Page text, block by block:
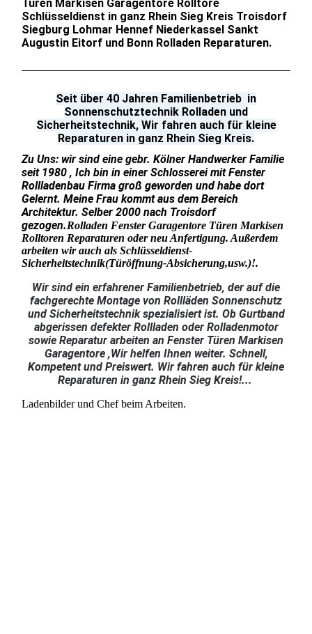
Türen Markisen Garagentore Rolltore
Schlüsseldienst in ganz Rhein Sieg Kreis Troisdorf
Siegburg Lohmar Hennef Niederkassel Sankt
Augustin Eitorf und Bonn Rolladen Reparaturen.
Seit über 40 Jahren Familienbetrieb in
Sonnenschutztechnik Rolladen und
Sicherheitstechnik, Wir fahren auch für kleine
Reparaturen in ganz Rhein Sieg Kreis.
Zu Uns: wir sind eine gebr. Kölner Handwerker Familie
seit 1980 , Ich bin in einer Schlosserei mit Fenster
Rollladenbau Firma groß geworden und habe dort
Gelernt. Meine Frau kommt aus dem Bereich
Architektur. Selber 2000 nach Troisdorf
gezogen.Rolladen Fenster Garagentore Türen Markisen
Rolltoren Reparaturen oder neu Anfertigung. Außerdem
arbeiten wir auch als Schlüsseldienst-
Sicherheitstechnik(Türöffnung-Absicherung,usw.)!.
Wir sind ein erfahrener Familienbetrieb, der auf die
fachgerechte Montage von Rollläden Sonnenschutz
und Sicherheitstechnik spezialisiert ist. Ob Gurtband
abgerissen defekter Rollladen oder Rolladenmotor
sowie Reparatur arbeiten an Fenster Türen Markisen
Garagentore ,Wir helfen Ihnen weiter. Schnell,
Kompetent und Preiswert. Wir fahren auch für kleine
Reparaturen in ganz Rhein Sieg Kreis!...
Ladenbilder und Chef beim Arbeiten.